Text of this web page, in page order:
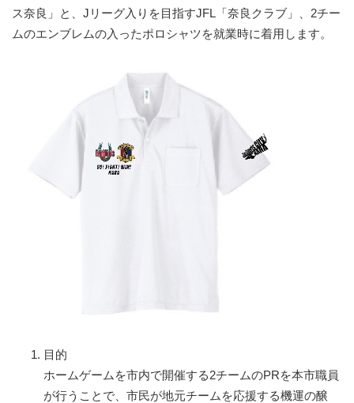
ス奈良」と、Jリーグ入りを目指すJFL「奈良クラブ」、2チー
ムのエンブレムの入ったポロシャツを就業時に着用します。
目的
ホームゲームを市内で開催する2チームのPRを本市職員
が行うことで、市民が地元チームを応援する機運の醸